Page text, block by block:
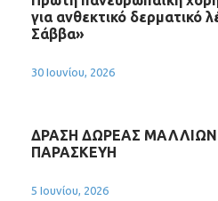
για ανθεκτικό δερματικό
Σάββα»
30 Ιουνίου, 2026
ΔΡΑΣΗ ΔΩΡΕΑΣ ΜΑΛΛΙΩΝ
ΠΑΡΑΣΚΕΥΗ
5 Ιουνίου, 2026